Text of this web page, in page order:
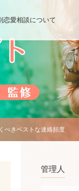
恋愛相談について
べきベストな連絡頻度
管理人